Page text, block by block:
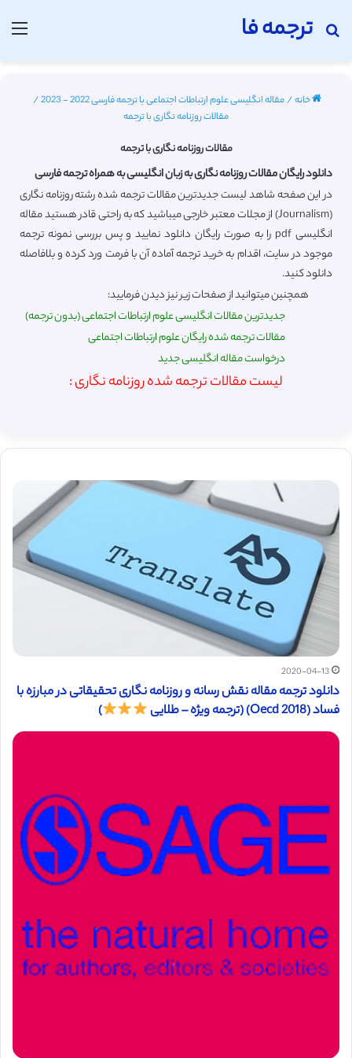
ترجمه فا
جستجو برای
خانه/مقاله انگلیسی علوم ارتباطات اجتماعی با ترجمه فارسی 2022 - 2023
/
مقالات روزنامه نگاری با ترجمه
مقالات روزنامه نگاری با ترجمه
دانلود رایگان مقالات روزنامه نگاری به زبان انگلیسی به همراه ترجمه فارسی
در این صفحه شاهد لیست جدیدترین مقالات ترجمه شده رشته روزنامه نگاری
(Journalism) از مجلات معتبر خارجی میباشید که به راحتی قادر هستید مقاله
انگلیسی pdf را به صورت رایگان دانلود نمایید و پس بررسی نمونه ترجمه
موجود در سایت، اقدام به خرید ترجمه آماده آن با فرمت ورد کرده و بلافاصله
دانلود کنید.
همچنین میتوانید از صفحات زیر نیز دیدن فرمایید:
جدیدترین مقالات انگلیسی علوم ارتباطات اجتماعی (بدون ترجمه)
مقالات ترجمه شده رایگان علوم ارتباطات اجتماعی
درخواست مقاله انگلیسی جدید
لیست مقالات ترجمه شده روزنامه نگاری :
2020-04-13
دانلود ترجمه مقاله نقش رسانه و روزنامه نگاری تحقیقاتی در مبارزه با
فساد (Oecd 2018) (ترجمه ویژه – طلایی
)